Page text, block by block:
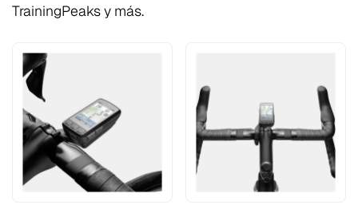
TrainingPeaks y más.